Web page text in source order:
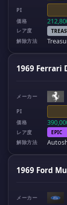
PI
価格
レア度
解除方法
1969 Ferrari
メーカー
PI
価格
レア度
EPIC
解除方法
1969 Ford
メーカー